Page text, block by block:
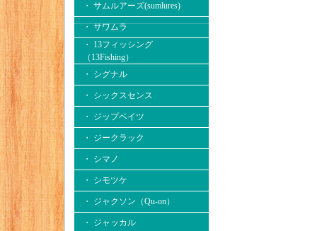
・ サムルアーズ(sumlures)
・ サワムラ
・ 13フィッシング
（13Fishing）
・ シグナル
・ シックスセンス
・ ジップベイツ
・ ジークラック
・ シマノ
・ シモツケ
・ ジャクソン（Qu-on）
・ ジャッカル